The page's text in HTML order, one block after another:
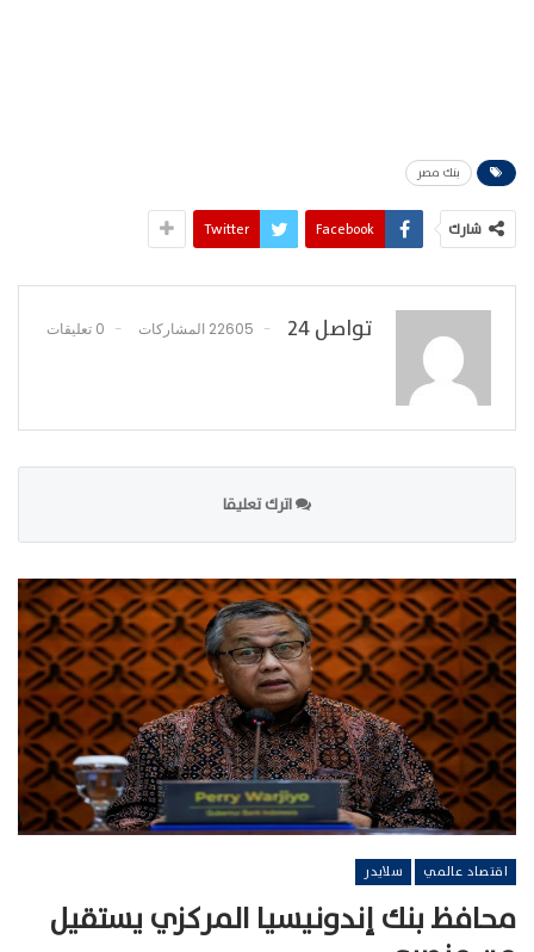
بنك مصر
شارك Facebook
Twitter
تواصل 24 22605 المشاركات 0 تعليقات
اترك تعليقا
اقتصاد عالمي سلايدر
محافظ بنك إندونيسيا المركزي يستقيل